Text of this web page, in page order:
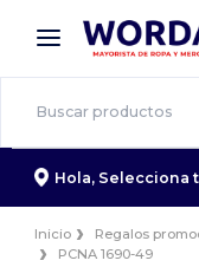
× App de
¡Mejores
Hola, Selecciona
Inicio Regalos
PCNA 1690-49